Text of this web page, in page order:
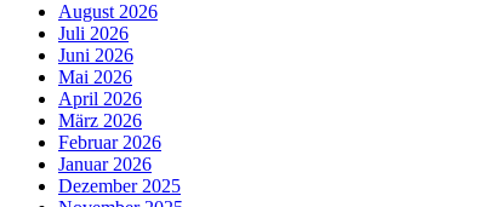
August 2026
Juli 2026
Juni 2026
Mai 2026
April 2026
März 2026
Februar 2026
Januar 2026
Dezember 2025